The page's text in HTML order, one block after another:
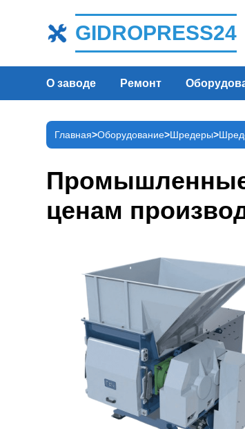
GIDROPRESS24
О заводе Ремонт
Главная Оборудование Шредеры
Промышленные
ценам